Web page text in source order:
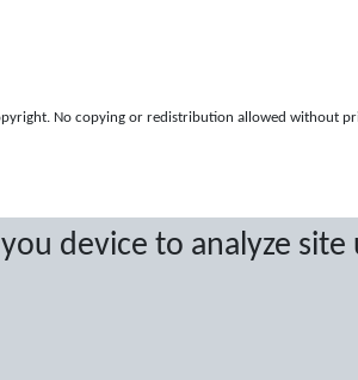
device to analyze
No copying or redistribution allowed without